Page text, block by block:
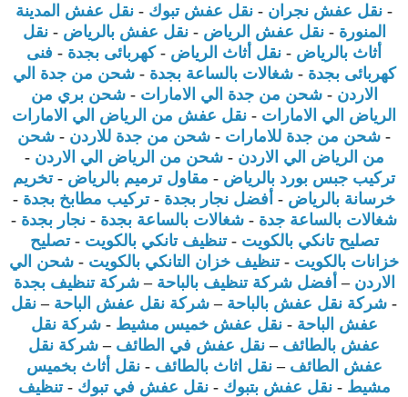
- نقل عفش نجران - نقل عفش تبوك - نقل عفش المدينة
المنورة -نقل عفش الرياض -نقل عفش بالرياض -نقل
أثاث بالرياض - نقل أثاث الرياض -كهربائى بجدة - فنى
كهربائى بجدة -شغالات بالساعة بجدة -شحن من جدة الي
الاردن -شحن من جدة الي الامارات -شحن بري من
الرياض الي الامارات - نقل عفش من الرياض الي الامارات
- شحن من جدة للامارات - شحن من جدة للاردن - شحن
من الرياض الي الاردن -شحن من الرياض الي الاردن -
تركيب جبس بورد بالرياض - مقاول ترميم بالرياض -تخريم
خرسانة بالرياض - أفضل نجار بجدة -تركيب مطابخ بجدة -
شغالات بالساعة جدة - شغالات بالساعة بجدة - نجار بجدة -
تصليح تانكي بالكويت -تنظيف تانكي بالكويت -تصليح
خزانات بالكويت -تنظيف خزان التانكي بالكويت - شحن الي
الاردن – أفضل شركة تنظيف بالباحة –شركة تنظيف بجدة
- شركة نقل عفش بالباحة – شركة نقل عفش الباحة – نقل
عفش الباحة -نقل عفش خميس مشيط -شركة نقل
عفش بالطائف – نقل عفش في الطائف – شركة نقل
عفش الطائف –نقل اثاث بالطائف -نقل أثاث بخميس
مشيط -نقل عفش بتبوك -نقل عفش في تبوك -تنظيف